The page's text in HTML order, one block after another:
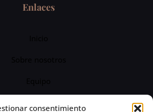
consentimiento
Enlaces